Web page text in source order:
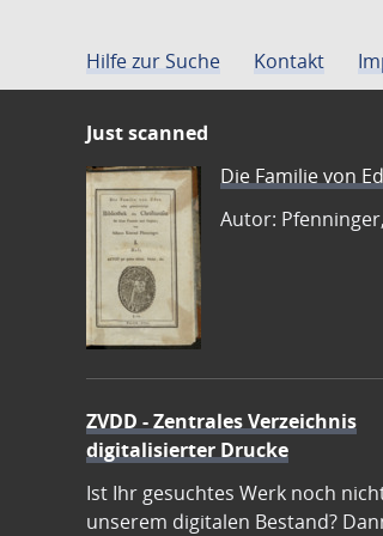
Hilfe zur Suche Kontakt
Just scanned
Die Familie von
Autor:
ZVDD - Zentrales Verzeichnis
digitalisierter Drucke
Ist Ihr gesuchtes Werk noch
unserem digitalen Bestand?